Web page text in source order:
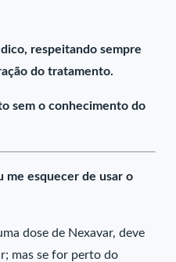
respeitando sempre
do tratamento.
sem o conhecimento do
me esquecer de usar o
dose de Nexavar, deve
mas se for perto do